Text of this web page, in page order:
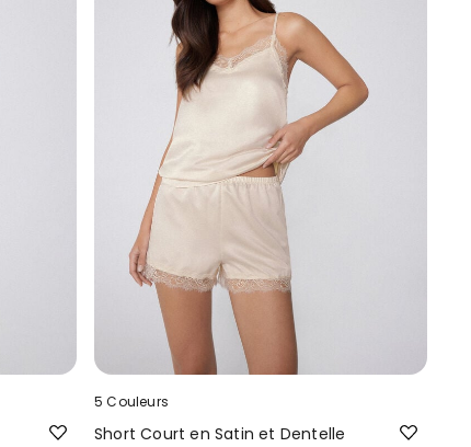
5 Couleurs
Short Court en Satin et Dentelle